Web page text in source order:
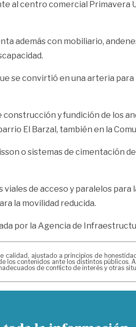
al centro comercial Primavera
además con mobiliario,
se convirtió en una arteria
y fundición de los
El Barzal, también en la
o sistemas de cimentación
de acceso y paralelos para
la movilidad reducida.
por la Agencia de
calidad, ajustado a principios de
contenidos ante los distintos públicos.
de conflicto de interés y otras